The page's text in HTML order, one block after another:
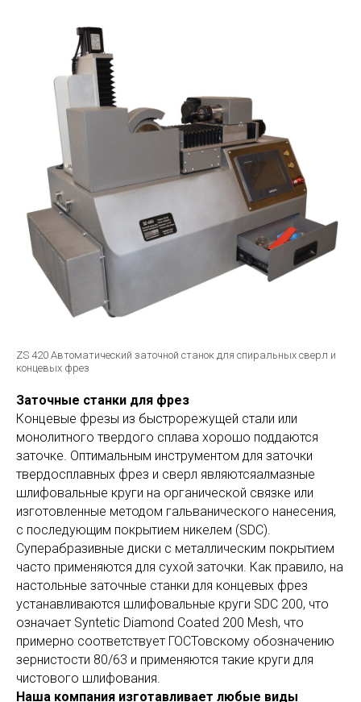
ZS 420 Автоматический заточной станок для спиральных сверл и
концевых фрез
Заточные станки для фрез
Концевые фрезы из быстрорежущей стали или
монолитного твердого сплава хорошо поддаются
заточке. Оптимальным инструментом для заточки
твердосплавных фрез и сверл являютсяалмазные
шлифовальные круги на органической связке или
изготовленные методом гальванического нанесения,
с последующим покрытием никелем (SDC).
Суперабразивные диски с металлическим покрытием
часто применяются для сухой заточки. Как правило, на
настольные заточные станки для концевых фрез
устанавливаются шлифовальные круги SDC 200, что
означает Syntetic Diamond Coated 200 Mesh, что
примерно соответствует ГОСТовскому обозначению
зернистости 80/63 и применяются такие круги для
чистового шлифования.
Наша компания изготавливает любые виды